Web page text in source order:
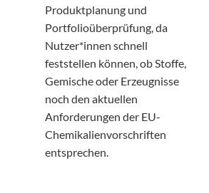
Produktplanung und
Portfolioüberprüfung, da
Nutzer*innen schnell
feststellen können, ob Stoffe,
Gemische oder Erzeugnisse
noch den aktuellen
Anforderungen der EU-
Chemikalienvorschriften
entsprechen.